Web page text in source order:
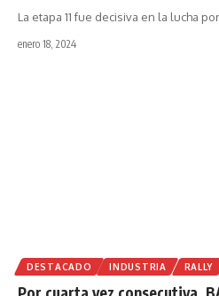
La etapa 11 fue decisiva en la lucha
enero 18, 2024
DESTACADO INDUSTRIA RALLY